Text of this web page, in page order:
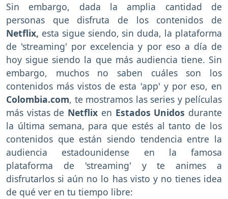
Sin embargo, dada la amplia cantidad de
personas que disfruta de los contenidos de
Netflix, esta sigue siendo, sin duda, la plataforma
de 'streaming' por excelencia y por eso a día de
hoy sigue siendo la que más audiencia tiene. Sin
embargo, muchos no saben cuáles son los
contenidos más vistos de esta 'app' y por eso, en
Colombia.com, te mostramos las series y películas
más vistas de Netflix en Estados Unidos durante
la última semana, para que estés al tanto de los
contenidos que están siendo tendencia entre la
audiencia estadounidense en la famosa
plataforma de 'streaming' y te animes a
disfrutarlos si aún no lo has visto y no tienes idea
de qué ver en tu tiempo libre: